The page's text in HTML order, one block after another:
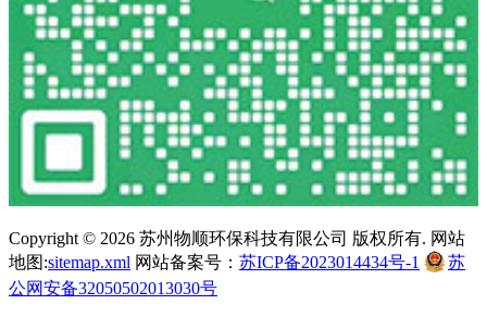
Copyright © 2026 苏州物顺环保科技有限公司 版权所有. 网站
地图:sitemap.xml 网站备案号： 苏ICP备2023014434号-1
苏
公网安备32050502013030号